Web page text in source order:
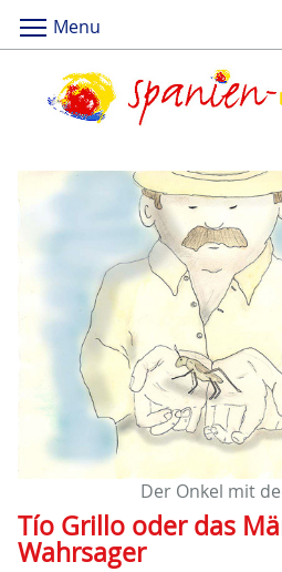
Menu
Der Onkel mit
Tío Grillo oder das
Wahrsager